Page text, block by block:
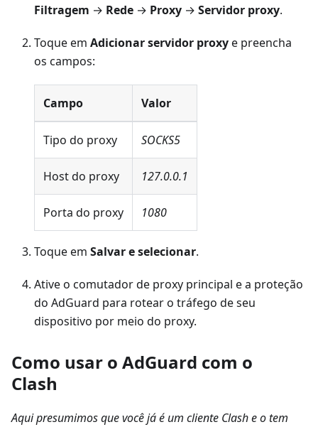
Filtragem → Rede → Proxy → Servidor proxy.
Toque em Adicionar servidor proxye preencha
os campos:
Campo Valor
Tipo do proxy SOCKS5
Host do proxy 127.0.0.1
Porta do proxy 1080
Toque em Salvar e selecionar.
Ative o comutador de proxy principal e a proteção
do AdGuard para rotear o tráfego de seu
dispositivo por meio do proxy.
Como usar o AdGuard com o
Clash
Aqui presumimos que você já é um cliente Clash e o tem